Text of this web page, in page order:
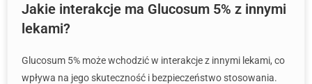
Jakie interakcje ma Glucosum 5% z innymi
lekami?
Glucosum 5% może wchodzić w interakcje z innymi lekami, co
wpływa na jego skuteczność i bezpieczeństwo stosowania.